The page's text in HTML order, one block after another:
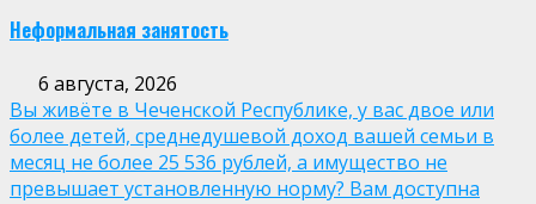
Неформальная занятость
6 августа, 2026
Вы живёте в Чеченской Республике, у вас двое или
более детей, среднедушевой доход вашей семьи в
месяц не более 25 536 рублей, а имущество не
превышает установленную норму? Вам доступна